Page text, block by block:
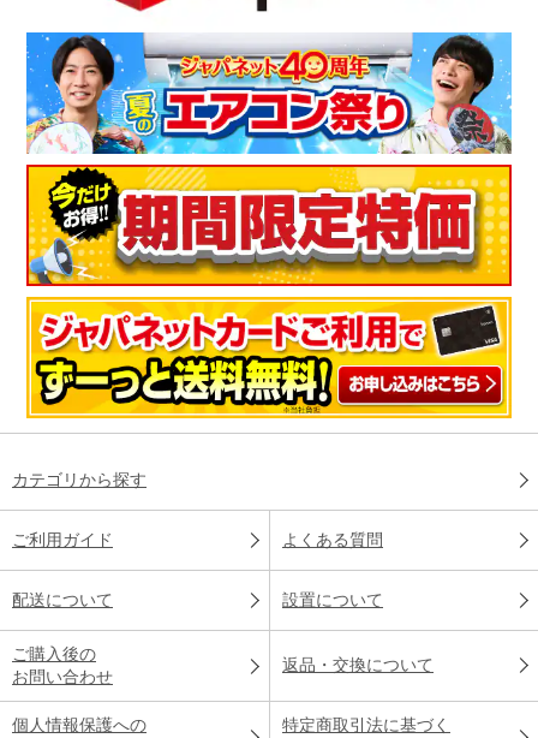
カテゴリから探す
ご利用ガイド よくある質問
配送について 設置について
ご購入後の
お問い合わせ
返品・交換について
個人情報保護への
特定商取引法に基づく